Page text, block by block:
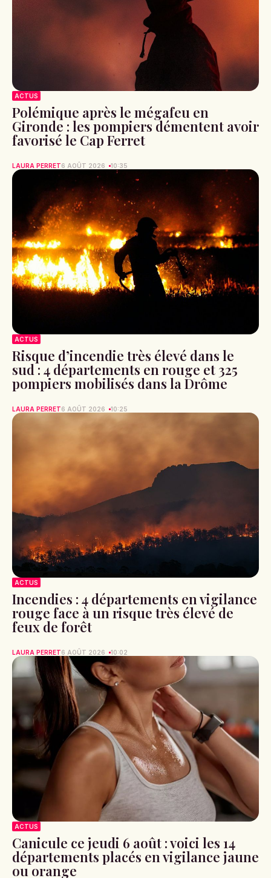
ACTUS
Polémique après le mégafeu en
Gironde : les pompiers démentent avoir
favorisé le Cap Ferret
LAURA PERRET6 AOÛT 2026 10:35
ACTUS
Risque d’incendie très élevé dans le
sud : 4 départements en rouge et 325
pompiers mobilisés dans la Drôme
LAURA PERRET6 AOÛT 2026 10:25
ACTUS
Incendies : 4 départements en vigilance
rouge face à un risque très élevé de
feux de forêt
LAURA PERRET6 AOÛT 2026 10:02
ACTUS
Canicule ce jeudi 6 août : voici les 14
départements placés en vigilance jaune
ou orange